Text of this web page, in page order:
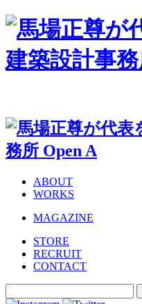
ABOUT
WORKS
MAGAZINE
STORE
RECRUIT
CONTACT